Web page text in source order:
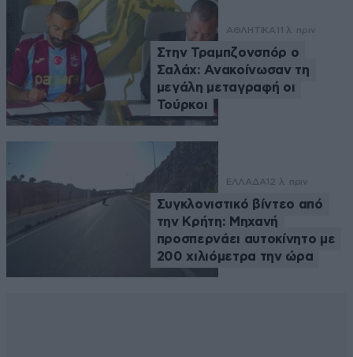
ΑΘΛΗΤΙΚΑ 11 λ. πριν
Στην Τραμπζονσπόρ ο
Σαλάχ: Ανακοίνωσαν τη
μεγάλη μεταγραφή οι
Τούρκοι
ΕΛΛΑΔΑ 12 λ. πριν
Συγκλονιστικό βίντεο από
την Κρήτη: Μηχανή
προσπερνάει αυτοκίνητο με
200 χιλιόμετρα την ώρα